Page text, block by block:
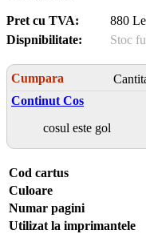
Pret cu TVA:
880
Dispnibilitate:
Stoc
Cumpara
Continut Cos
cosul este gol
Cod cartus
Culoare
Numar pagini
Utilizat la imprimantele